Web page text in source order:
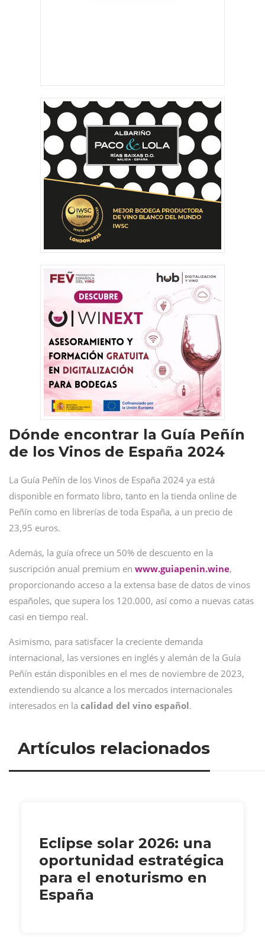
Dónde encontrar la Guía Peñín
de los Vinos de España 2024
La Guía Peñín de los Vinos de España 2024 ya está
disponible en formato libro, tanto en la tienda online de
Peñín como en librerías de toda España, a un precio de
23,95 euros.
Además, la guía ofrece un 50% de descuento en la
suscripción anual premium en www.guiapenin.wine,
proporcionando acceso a la extensa base de datos de vinos
españoles, que supera los 120.000, así como a nuevas catas
casi en tiempo real.
Asimismo, para satisfacer la creciente demanda
internacional, las versiones en inglés y alemán de la Guía
Peñín están disponibles en el mes de noviembre de 2023,
extendiendo su alcance a los mercados internacionales
interesados en la calidad del vino español.
Artículos relacionados
Eclipse solar 2026: una
oportunidad estratégica
para el enoturismo en
España